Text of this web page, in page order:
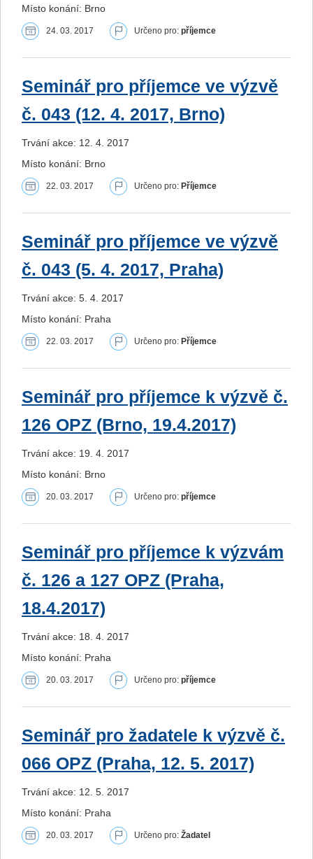
Místo konání: Brno
24. 03. 2017 Určeno pro: příjemce
Seminář pro příjemce ve výzvě
č. 043 (12. 4. 2017, Brno)
Trvání akce: 12. 4. 2017
Místo konání: Brno
22. 03. 2017 Určeno pro: Příjemce
Seminář pro příjemce ve výzvě
č. 043 (5. 4. 2017, Praha)
Trvání akce: 5. 4. 2017
Místo konání: Praha
22. 03. 2017 Určeno pro: Příjemce
Seminář pro příjemce k výzvě č.
126 OPZ (Brno, 19.4.2017)
Trvání akce: 19. 4. 2017
Místo konání: Brno
20. 03. 2017 Určeno pro: příjemce
Seminář pro příjemce k výzvám
č. 126 a 127 OPZ (Praha,
18.4.2017)
Trvání akce: 18. 4. 2017
Místo konání: Praha
20. 03. 2017 Určeno pro: příjemce
Seminář pro žadatele k výzvě č.
066 OPZ (Praha, 12. 5. 2017)
Trvání akce: 12. 5. 2017
Místo konání: Praha
20. 03. 2017 Určeno pro: Žadatel